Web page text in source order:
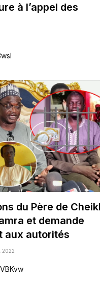
à l’appel des
du Père de
et demande
aux autorités
2022